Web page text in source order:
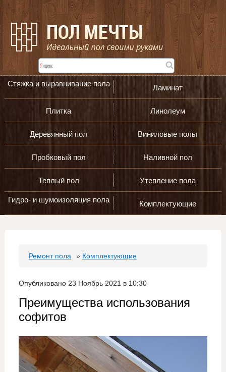
Стяжка и выравнивание пола Ламинат
Плитка Линолеум
Деревянный пол Виниловые полы
Пробковый пол Наливной пол
Теплый пол Утепление пола
Гидро- и шумоизоляция пола Комплектующие
Ремонт пола » Комплектующие
Опубликовано 23 Ноябрь 2021 в 10:30
Преимущества использования
софитов